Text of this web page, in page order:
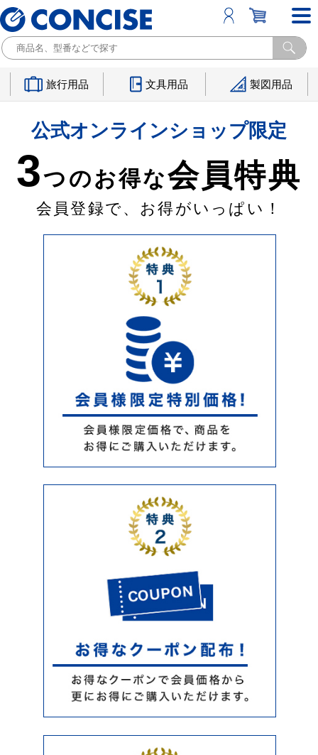
旅行用品 文具用品 製図用品
公式オンラインショップ限定
3つのお得な会員特典
会員登録で、お得がいっぱい！